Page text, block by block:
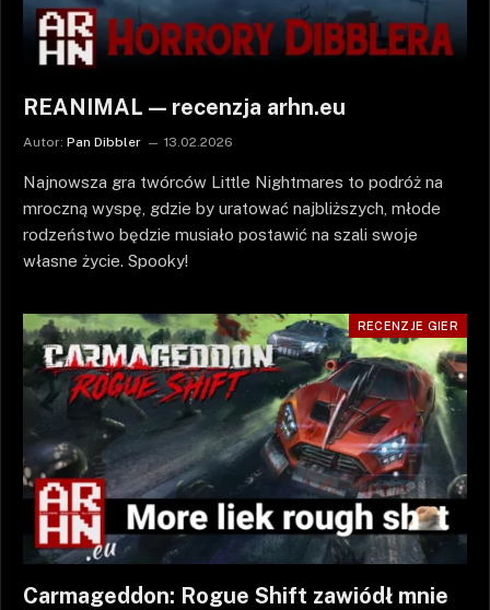
REANIMAL — recenzja arhn.eu
Autor: Pan Dibbler 13.02.2026
Najnowsza gra twórców Little Nightmares to podróż na
mroczną wyspę, gdzie by uratować najbliższych, młode
rodzeństwo będzie musiało postawić na szali swoje
własne życie. Spooky!
RECENZJE GIER
Carmageddon: Rogue Shift zawiódł mnie